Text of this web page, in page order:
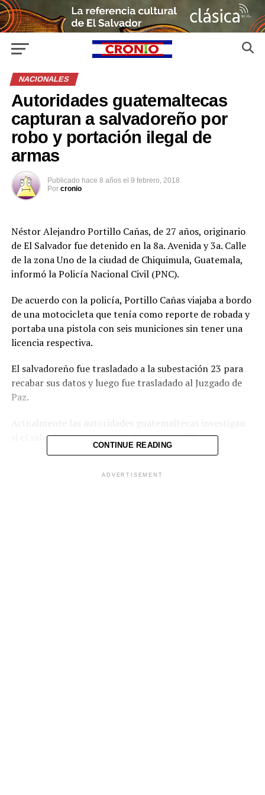
NACIONALES
Autoridades guatemaltecas
capturan a salvadoreño por
robo y portación ilegal de
armas
Publicado hace 8 años el 9 febrero, 2018
Por cronio
Néstor Alejandro Portillo Cañas, de 27 años, originario
de El Salvador fue detenido en la 8a. Avenida y 3a. Calle
de la zona Uno de la ciudad de Chiquimula, Guatemala,
informó la Policía Nacional Civil (PNC).
De acuerdo con la policía, Portillo Cañas viajaba a bordo
de una motocicleta que tenía como reporte de robada y
portaba una pistola con seis municiones sin tener una
licencia respectiva.
El salvadoreño fue trasladado a la subestación 23 para
recabar sus datos y luego fue trasladado al Juzgado de
Paz.
Actualmente las autoridades guatemaltecas investigan
si el salvadoreño tiene vínculos con pandillas.
CONTINUE READING
ADVERTISEMENT